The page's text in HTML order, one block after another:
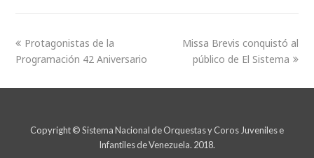
Protagonistas de la
Programación 42 Aniversario
Missa Brevis conquistó al
público de El Sistema
Copyright © Sistema Nacional de Orquestas y Coros Juveniles e
Infantiles de Venezuela. 2018.